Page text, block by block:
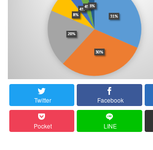
Twitter Facebook
Pocket LINE